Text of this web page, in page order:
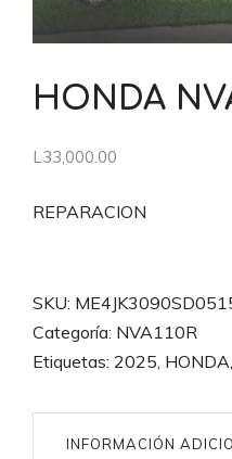
HONDA
L33,000.00
REPARACION
NVA110R
2025
cantidad
SKU:
Categoría: NVA110R
Etiquetas: 2025, HONDA,
INFORMACIÓN